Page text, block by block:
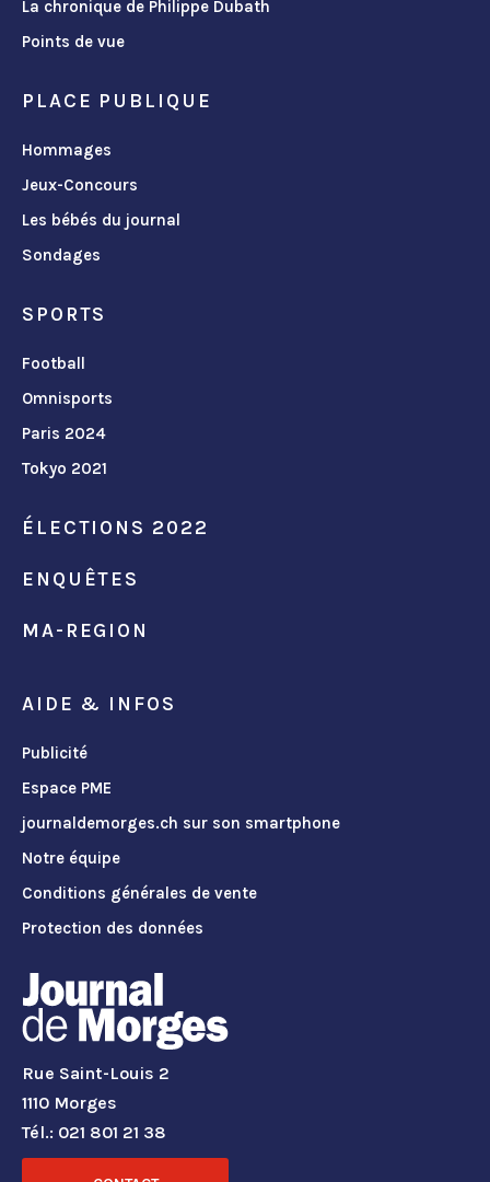
La chronique de Philippe Dubath
Points de vue
PLACE PUBLIQUE
Hommages
Jeux-Concours
Les bébés du journal
Sondages
SPORTS
Football
Omnisports
Paris 2024
Tokyo 2021
ÉLECTIONS 2022
ENQUÊTES
MA-REGION
AIDE & INFOS
Publicité
Espace PME
journaldemorges.ch sur son smartphone
Notre équipe
Conditions générales de vente
Protection des données
Rue Saint-Louis 2
1110 Morges
Tél.: 021 801 21 38